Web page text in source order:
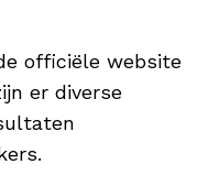
officiële website
er diverse